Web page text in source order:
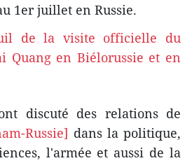
1er juillet en Russie.
de la visite officielle du
Quang en Biélorussie et en
discuté des relations de
Russie] dans la politique,
l'armée et aussi de la